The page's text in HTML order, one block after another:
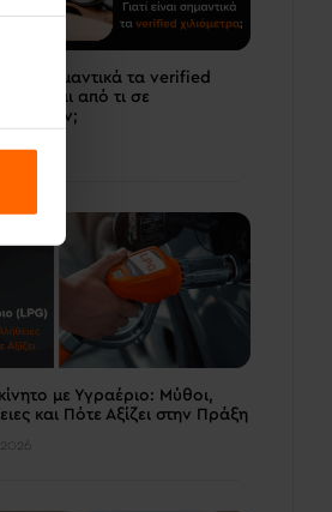
είναι σημαντικά τα verified
και από τι σε
με Υγραέριο: Μύθοι,
και Πότε Αξίζει στην Πράξη